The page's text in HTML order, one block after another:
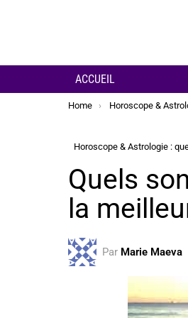
ACCUEIL
You are here:
Home Horoscope &
Horoscope & Astrologie :
Quels
la
Par Marie Maeva